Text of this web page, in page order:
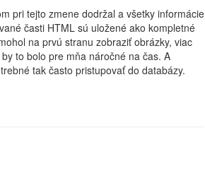
pri tejto zmene dodržal a všetky informácie
časti HTML sú uložené ako kompletné
na prvú stranu zobraziť obrázky, viac
to bolo pre mňa náročné na čas. A
tak často pristupovať do databázy.